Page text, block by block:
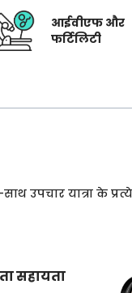
आईवीएफ और
फर्टिलिटी
उपचार यात्रा के
सहायता